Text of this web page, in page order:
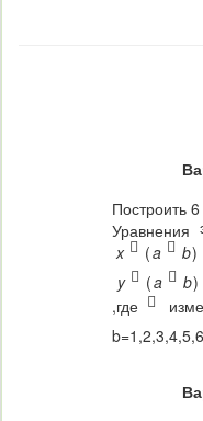
Построить
Уравнения
)
(
)
(
b
a
y
b
a
x




,где 